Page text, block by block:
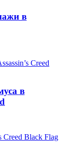
в
в